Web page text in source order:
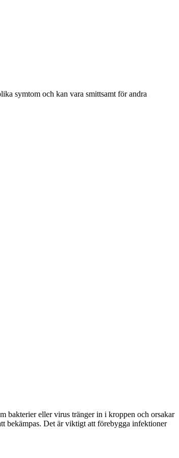
symtom och kan vara smittsamt för andra
bakterier eller virus tränger in i kroppen och orsakar
bekämpas. Det är viktigt att förebygga infektioner